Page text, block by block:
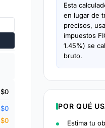
$0
$0
$0
Esta
en lugar de
precisos,
impuestos
1.45%) se
bruto.
POR QUÉ
Estima tu